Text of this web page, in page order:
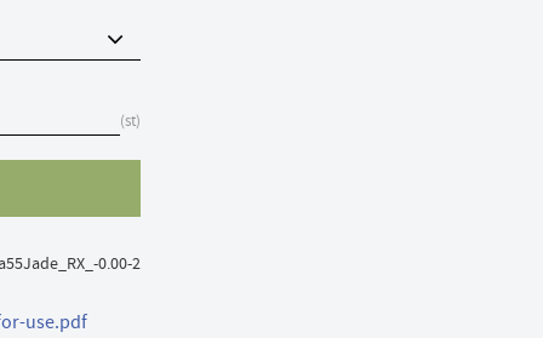
st
0.00-2
use.pdf